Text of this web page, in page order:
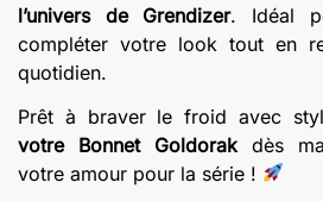
l’univers de Grendizer. Idéal
compléter votre look tout en
quotidien.
Prêt à braver le froid avec
votre Bonnet Goldorak dès
votre amour pour la série !